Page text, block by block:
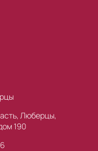
Люберцы,
190